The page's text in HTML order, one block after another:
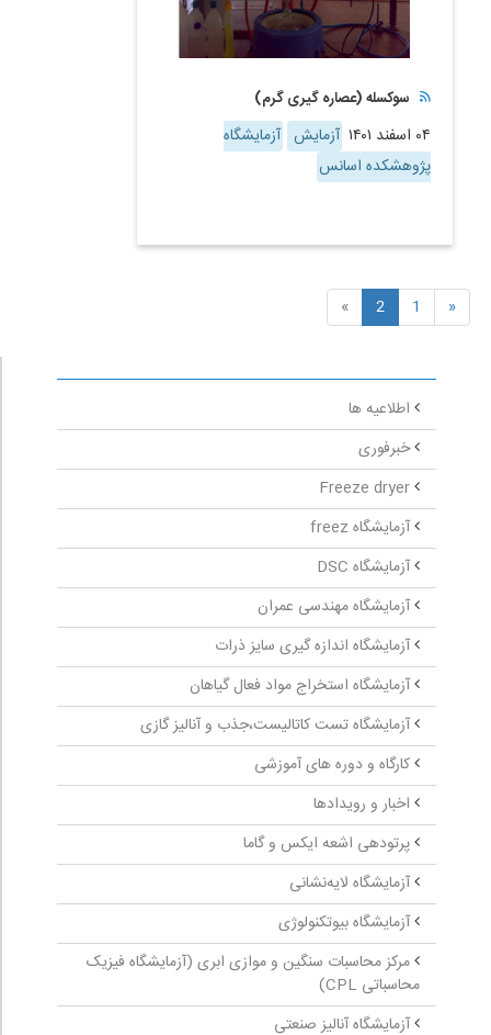
سوکسله (عصاره گیری گرم)
۰۴ اسفند ۱۴۰۱ آزمایش آزمایشگاه
پژوهشکده اسانس
«
1
2
»
اطلاعیه ها
خبرفوری
Freeze dryer
آزمایشگاه freez
آزمایشگاه DSC
آزمایشگاه مهندسی عمران
آزمایشگاه اندازه گیری سایز ذرات
آزمایشگاه استخراج مواد فعال گیاهان
آزمایشگاه تست کاتالیست،جذب و آنالیز گازی
کارگاه و دوره های آموزشی
اخبار و رویدادها
پرتودهی اشعه ایکس و گاما
آزمایشگاه لایه‌نشانی
آزمایشگاه بیوتکنولوژی
مرکز محاسبات سنگین و موازی ابری (آزمایشگاه فیزیک
محاسباتی CPL)
آزمایشگاه آنالیز صنعتی